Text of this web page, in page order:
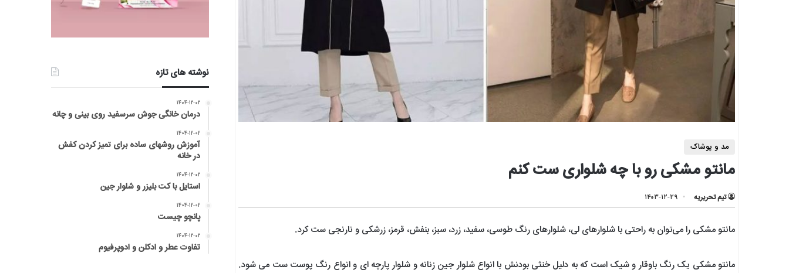
مد و پوشاک
مانتو مشکی رو با چه شلواری ست کنم
تیم تحریریه ۱۴۰۳-۱۲-۲۹
مانتو مشکی را می‌توان به راحتی با شلوار‌های لی، شلوار‌های رنگ طوسی، سفید، زرد، سبز، بنفش، قرمز، زرشکی و نارنجی ست کرد.
مانتو مشکی یک رنگ باوقار و شیک است که به دلیل خنثی بودنش با انواع شلوار جین زنانه و شلوار پارچه ای و انواع رنگ پوست ست می شود.
نوشته های تازه
۱۴۰۴-۱۲-۰۲
درمان خانگی جوش سرسفید روی بینی و چانه
۱۴۰۴-۱۲-۰۲
آموزش روشهای ساده برای تمیز کردن کفش
در خانه
۱۴۰۴-۱۲-۰۲
استایل با کت بلیزر و شلوار جین
۱۴۰۴-۱۲-۰۲
پانچو چیست
۱۴۰۴-۱۲-۰۲
تفاوت عطر و ادکلن و ادوپرفیوم